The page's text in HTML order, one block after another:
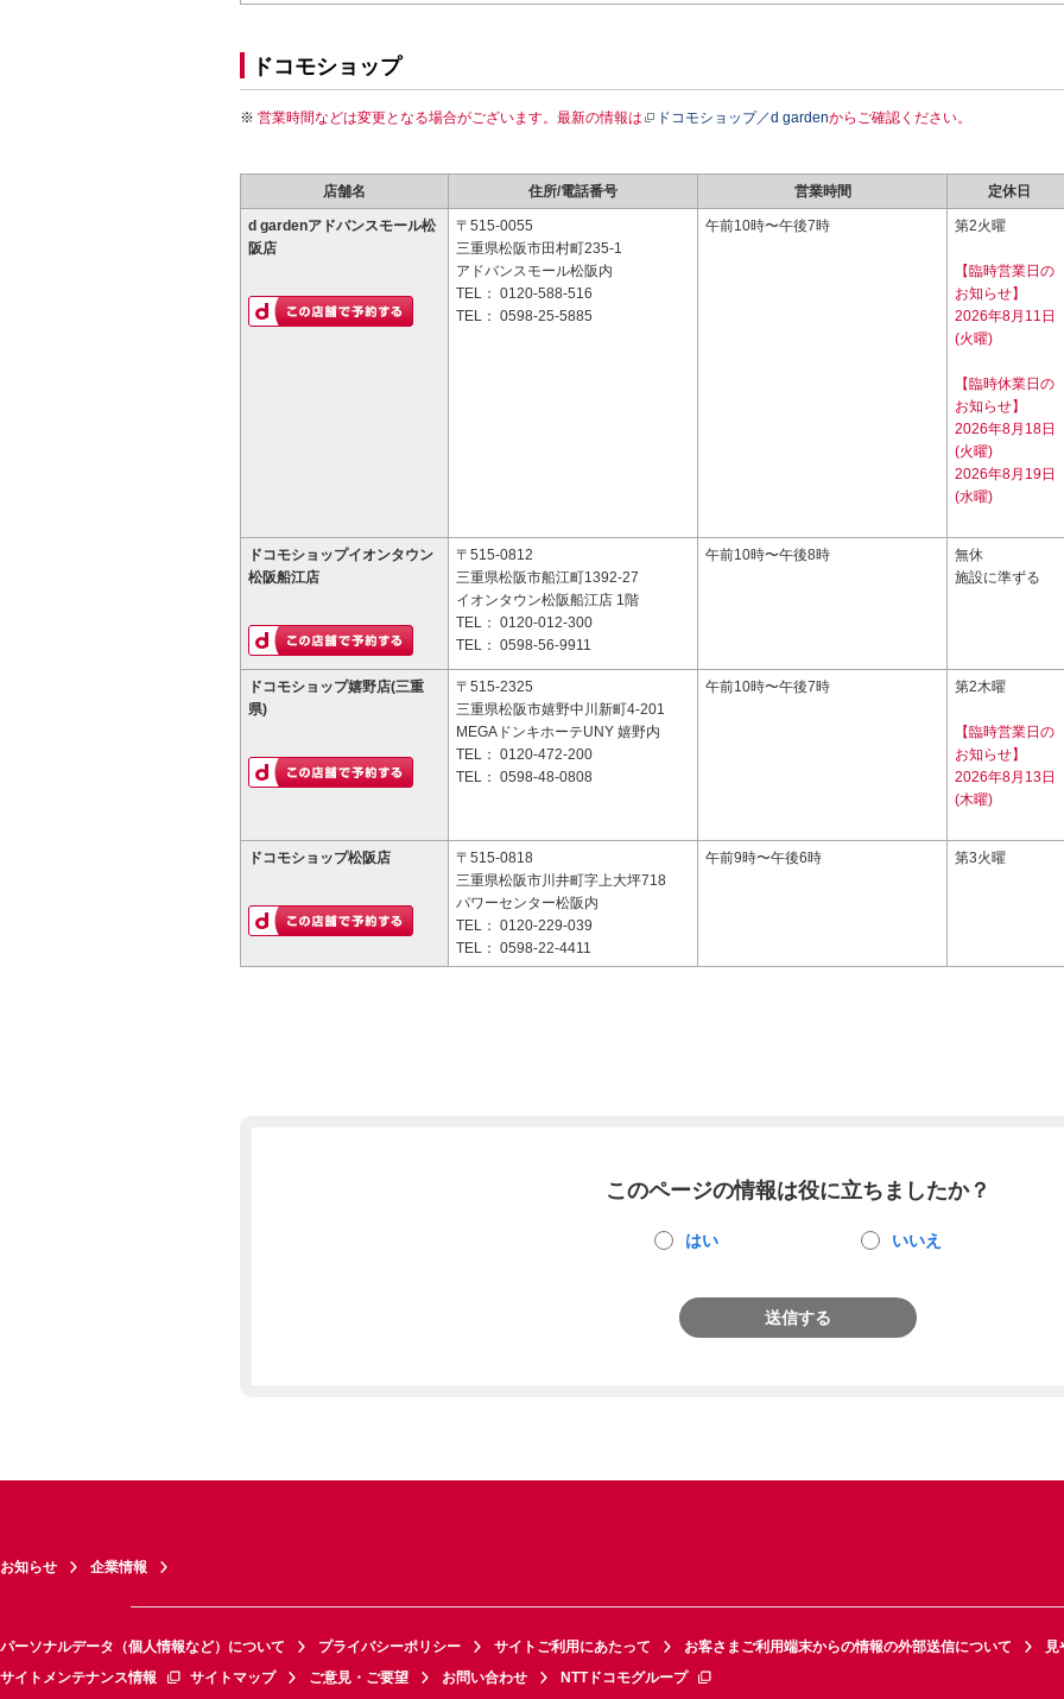
ドコモショップ
営業時間などは変更となる場合がございます。最新の情報は ドコモショップ／d gardenからご確認ください。
店舗名 住所/電話番号 営業時間 定休日
d gardenアドバンスモール松
阪店
〒515-0055
三重県松阪市田村町235-1
アドバンスモール松阪内
TEL： 0120-588-516
TEL： 0598-25-5885
午前10時〜午後7時 第2火曜
【臨時営業日の
お知らせ】
2026年8月11日
(火曜)
【臨時休業日の
お知らせ】
2026年8月18日
(火曜)
2026年8月19日
(水曜)
ドコモショップイオンタウン
松阪船江店
〒515-0812
三重県松阪市船江町1392-27
イオンタウン松阪船江店 1階
TEL： 0120-012-300
TEL： 0598-56-9911
午前10時〜午後8時
無休
施設に準ずる
ドコモショップ嬉野店(三重
県)
〒515-2325
三重県松阪市嬉野中川新町4-201
MEGAドンキホーテUNY 嬉野内
TEL： 0120-472-200
TEL： 0598-48-0808
午前10時〜午後7時 第2木曜
【臨時営業日の
お知らせ】
2026年8月13日
(木曜)
ドコモショップ松阪店
〒515-0818
三重県松阪市川井町字上大坪718
パワーセンター松阪内
TEL： 0120-229-039
TEL： 0598-22-4411
午前9時〜午後6時 第3火曜
このページの情報は役に立ちましたか？
はい いいえ
送信する
お知らせ 企業情報
パーソナルデータ（個人情報など）について プライバシーポリシー サイトご利用にあたって お客さまご利用端末からの情報の外部送信について
見
サイトメンテナンス情報
サイトマップ ご意見・ご要望 お問い合わせ NTTドコモグループ